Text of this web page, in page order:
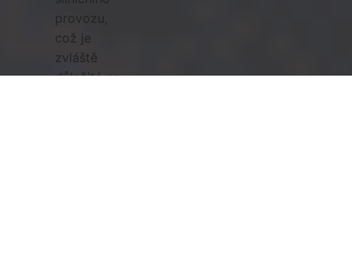
provozu,
což je
zvláště
důležité pro